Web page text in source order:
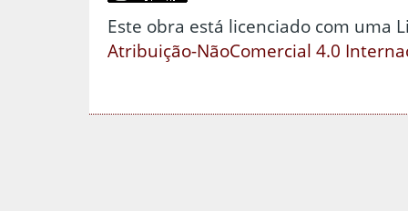
Este obra está licenciado com uma
Atribuição-NãoComercial 4.0